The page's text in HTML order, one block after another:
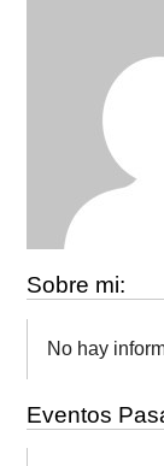
Sobre mi:
No hay
Eventos